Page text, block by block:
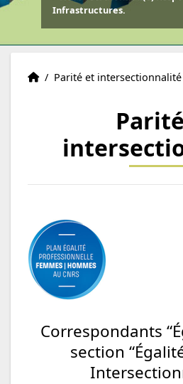
Infrastructures.
La vie au CIIL
Accueil
/ Parité et intersectionnalité
Correspondants
section